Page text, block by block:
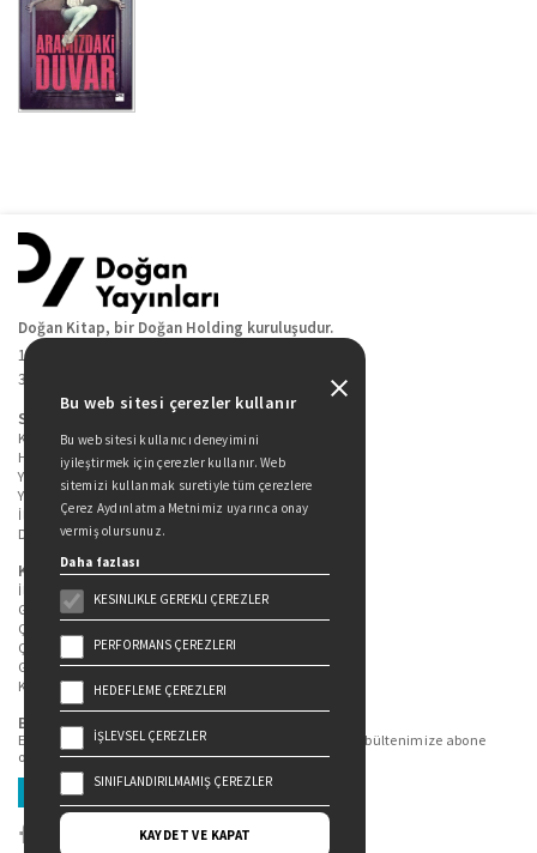
Doğan Kitap, bir Doğan Holding kuruluşudur.
19 Mayıs Cad. Golden Plaza No:1 Kat:10
34360 / Şişli / İstanbul
Sitede Yer Alan Sayfalar
Kitaplarımız
Hakkımızda
Yazarlarımız
Yazar Adayları İçin
İletişim
Duygu Asena Roman Ödülü
Kişisel Verilerin Korunması
İlgili Kişi Başvuru Formu
Genel Aydınlatma Metni
Çekiliş Aydınlatma Metni
Çerez Aydınlatma Metni
Gizlilik Politikası
Kullanım Şartları
Bizi Takip Edin...
En güncel kitap ve etkinliklerden haberdar olmak için bültenimize abone
olun.
Üye Ol
Bu web sitesi çerezler kullanır
Bu web sitesi kullanıcı deneyimini
iyileştirmek için çerezler kullanır. Web
sitemizi kullanmak suretiyle tüm çerezlere
Çerez Aydınlatma Metnimiz uyarınca onay
vermiş olursunuz.
Daha fazlası
KESINLIKLE GEREKLI ÇEREZLER
PERFORMANS ÇEREZLERI
HEDEFLEME ÇEREZLERI
İŞLEVSEL ÇEREZLER
SINIFLANDIRILMAMIŞ ÇEREZLER
KAYDET VE KAPAT